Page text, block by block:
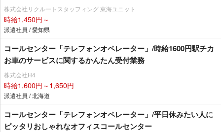
株式会社リクルートスタッフィング 東海ユニット
時給1,450円～
派遣社員 / 愛知県
コールセンター「テレフォンオペレーター」/時給1600円駅チカ
お車のサービスに関するかんたん受付業務
株式会社H4
時給1,600円～1,650円
派遣社員 / 北海道
コールセンター「テレフォンオペレーター」/平日休みたい人に
ピッタリおしゃれなオフィスコールセンター